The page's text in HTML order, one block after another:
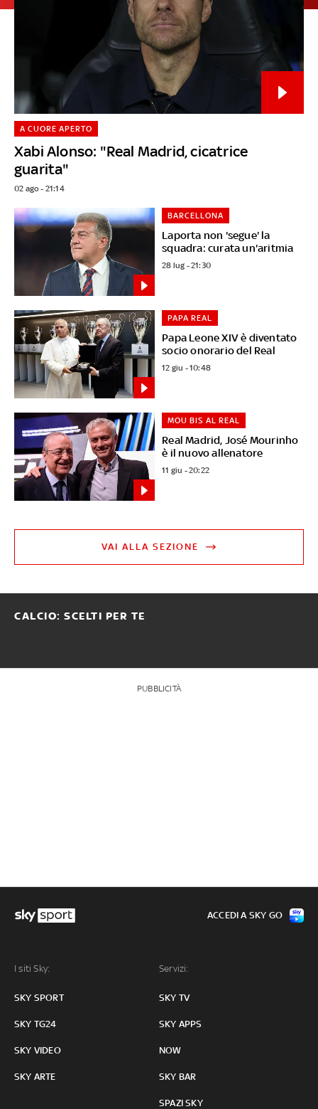
Xabi Alonso: "Real Madrid, cicatrice
guarita"
A CUORE APERTO
02 ago - 21:14
Laporta non 'segue' la
squadra: curata un'aritmia
BARCELLONA
28 lug - 21:30
Papa Leone XIV è diventato
socio onorario del Real
PAPA REAL
12 giu - 10:48
Real Madrid, José Mourinho
è il nuovo allenatore
MOU BIS AL REAL
11 giu - 20:22
VAI ALLA SEZIONE
CALCIO: SCELTI PER TE
PUBBLICITÀ
I siti Sky:
SKY SPORT
SKY TG24
SKY VIDEO
SKY ARTE
Servizi:
SKY TV
SKY APPS
NOW
SKY BAR
SPAZI SKY
ACCEDI A SKY GO